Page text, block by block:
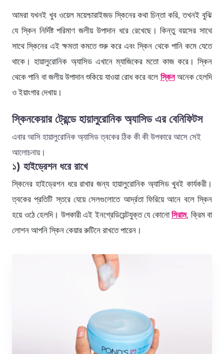
আমরা যখনই খুব ওয়েল ময়েশ্চারাইজড স্কিনের কথা চিন্তা করি, তখনই বুঝি
যে স্কিন নির্দিষ্ট পরিমাণ জলীয় উপাদান ধরে রেখেছে। কিন্তু বয়সের সাথে
সাথে স্কিনের এই ক্ষমতা কমতে শুরু করে এবং স্কিন থেকে পানি কমে যেতে
থাকে। হায়ালুরোনিক অ্যাসিড এখানে ম্যাজিকের মতো কাজ করে। স্কিন
থেকে পানি বা জলীয় উপাদান শুকিয়ে যাওয়া রোধ করে বলে স্কিনঅনেক হেলদি
ও ইয়াংগার দেখায়।
স্কিনকেয়ার ট্রেন্ডে হায়ালুরোনিক অ্যাসিড এর বেনিফিটস
এবার আসি হায়ালুরোনিক অ্যাসিড ত্বকের ঠিক কী কী উপকারে আসে সেই
আলোচনায়।
১) হাইড্রেশন ধরে রাখে
স্কিনের হাইড্রেশন ধরে রাখার জন্য হায়ালুরোনিক অ্যাসিড খুবই কার্যকরী।
ত্বকের প্রতিটি স্তরে যেয়ে সেলগুলোতে আর্দ্রতা ফিরিয়ে আনে বলে স্কিন
হয়ে ওঠে হেলদি। উপকারী এই ইনগ্রেডিয়েন্টযুক্ত যে কোনোসিরাম, ক্রিম বা
লোশন আপনি স্কিন কেয়ার রুটিনে রাখতে পারেন।